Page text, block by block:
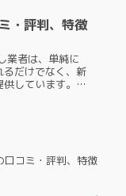
・評判、特徴
業者は、単純に
だけでなく、新
しています。ま
口コミ・評判、特徴